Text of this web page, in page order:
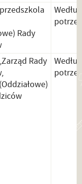
Rady
Według
Rady
Według